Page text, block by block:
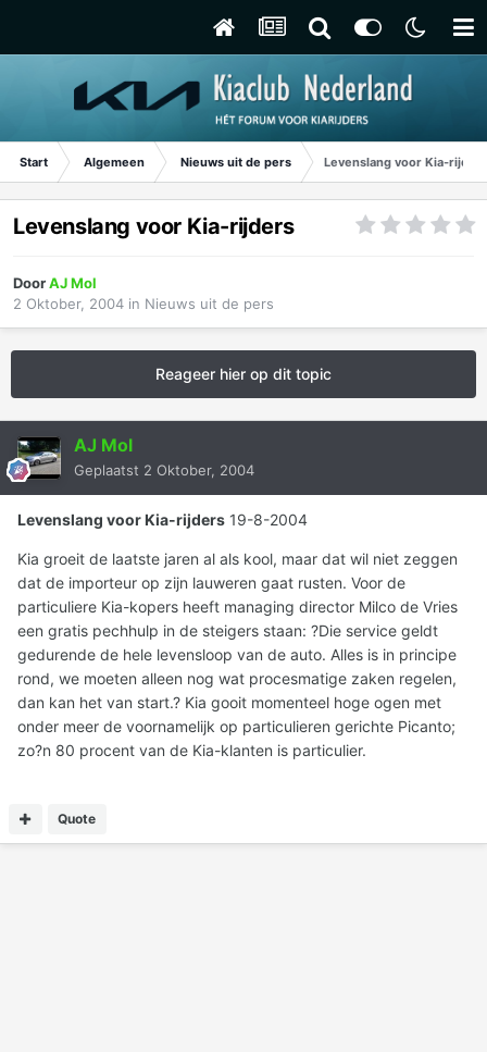
Start Algemeen Nieuws uit de pers Levenslang voor Kia-rijders
Levenslang voor Kia-rijders
DoorAJ Mol
2 Oktober, 2004 in Nieuws uit de pers
Reageer hier op dit topic
AJ Mol
Geplaatst 2 Oktober, 2004
Levenslang voor Kia-rijders 19-8-2004
Kia groeit de laatste jaren al als kool, maar dat wil niet zeggen
dat de importeur op zijn lauweren gaat rusten. Voor de
particuliere Kia-kopers heeft managing director Milco de Vries
een gratis pechhulp in de steigers staan: ?Die service geldt
gedurende de hele levensloop van de auto. Alles is in principe
rond, we moeten alleen nog wat procesmatige zaken regelen,
dan kan het van start.? Kia gooit momenteel hoge ogen met
onder meer de voornamelijk op particulieren gerichte Picanto;
zo?n 80 procent van de Kia-klanten is particulier.
Quote